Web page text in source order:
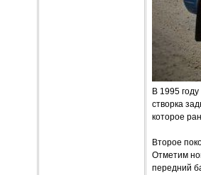
В 1995
створка
которое
Второе
Отметим
передний